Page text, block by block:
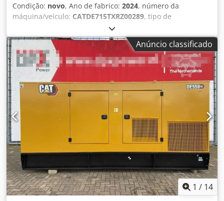
Condição: novo, Ano de fabrico: 2024, número da
máquina/veículo: CATDE715TXRZ00289, tipo de
, fabricante de motores:
C15, Finalidade de uso: Construção civil Peso em vazio:
4.832 kg Potência do gerador: 715 kVA Dimensões do
compartimento de carga: 499 x 187 x 229 cm Certificação
CE: sim Volume do tanque de água: 910 l País de
fabricação: CN Entre em contato com a equipe DPX para
mais informações. Credpfxsxvk H Rs Ahujf = Outras opções
e acessórios = - Bateria - Painel de controle - Teto de aço -
Caminhão-tanque
Anúncio classificado
1 / 14